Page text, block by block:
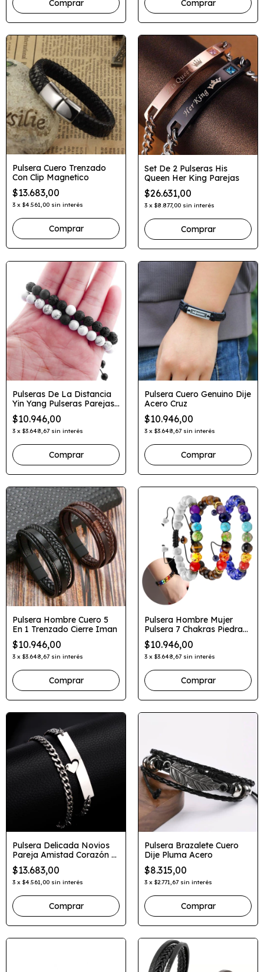
Comprar
Pulsera Cuero Trenzado
Con Clip Magnetico
$13.683,00
3 x $4.561,00 sin interés
Set De 2 Pulseras His
Queen Her King Parejas
$26.631,00
3 x $8.877,00 sin interés
Comprar
Pulseras De La Distancia
Yin Yang Pulseras Parejas
Amistad
$10.946,00
3 x $3.648,67 sin interés
Comprar
Pulsera Cuero Genuino Dije
Acero Cruz
$10.946,00
3 x $3.648,67 sin interés
Pulsera Hombre Cuero 5
En 1 Trenzado Cierre Iman
$10.946,00
3 x $3.648,67 sin interés
Comprar
Pulsera Hombre Mujer
Pulsera 7 Chakras Piedras
Naturales
$10.946,00
3 x $3.648,67 sin interés
Comprar
Pulsera Delicada Novios
Pareja Amistad Corazón 2
En 1
$13.683,00
3 x $4.561,00 sin interés
Pulsera Brazalete Cuero
Dije Pluma Acero
$8.315,00
3 x $2.771,67 sin interés